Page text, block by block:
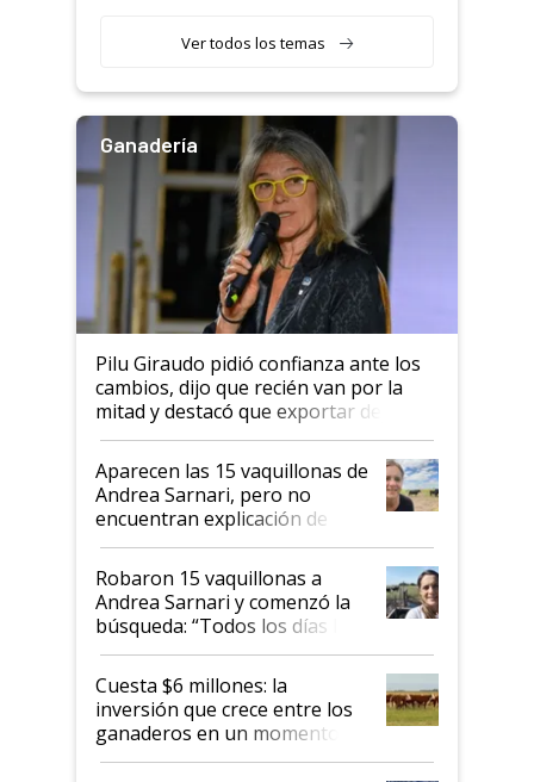
variedades que marcan un
salto tecnológico en genética y
Ver todos los temas
Ganadería
Pilu Giraudo pidió confianza ante los
cambios, dijo que recién van por la
mitad y destacó que exportar dejó de
ser "para unos pocos": "Tenemos un
mandato muy claro del gobierno
nacional"
Aparecen las 15 vaquillonas de
Andrea Sarnari, pero no
encuentran explicación de
cómo llegaron allí
Robaron 15 vaquillonas a
Andrea Sarnari y comenzó la
búsqueda: “Todos los días le
toca a algún productor”
Cuesta $6 millones: la
inversión que crece entre los
ganaderos en un momento
histórico para la actividad